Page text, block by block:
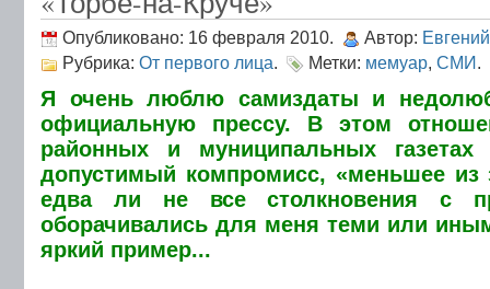
Опубликовано: 16 февраля 2010. Автор:
Рубрика: От первого лица. Метки: мемуар, СМИ.
Я очень люблю самиздаты и
официальную прессу. В этом
районных и муниципальных
допустимый компромисс, «меньшее из
едва ли не все столкновения с
оборачивались для меня теми или
яркий пример...